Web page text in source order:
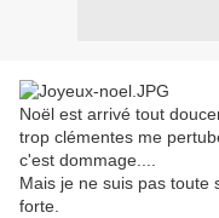
Noël est arrivé tout
trop clémentes me
c'est dommage....
Mais je ne suis pas toute
forte.